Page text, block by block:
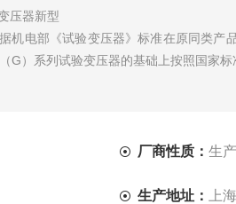
压器新型
机电部《试验变压器》标准在原同类产
G）系列试验变压器的基础上按照国家
厂商性质： 生
生产地址： 上